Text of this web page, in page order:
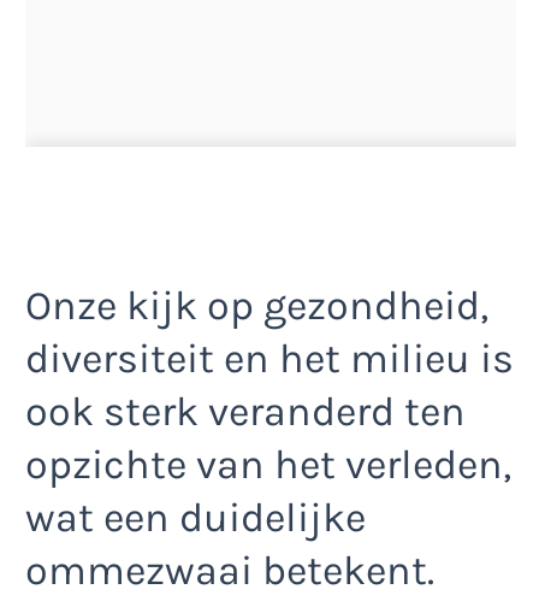
Onze kijk op gezondheid,
diversiteit en het milieu is
ook sterk veranderd ten
opzichte van het verleden,
wat een duidelijke
ommezwaai betekent.